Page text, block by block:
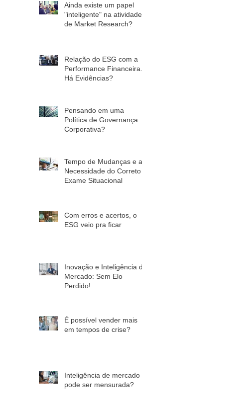
Ainda existe um papel
"inteligente" na atividade
de Market Research?
Relação do ESG com a
Performance Financeira.
Há Evidências?
Pensando em uma
Política de Governança
Corporativa?
Tempo de Mudanças e a
Necessidade do Correto
Exame Situacional
Com erros e acertos, o
ESG veio pra ficar
Inovação e Inteligência de
Mercado: Sem Elo
Perdido!
É possível vender mais
em tempos de crise?
Inteligência de mercado
pode ser mensurada?